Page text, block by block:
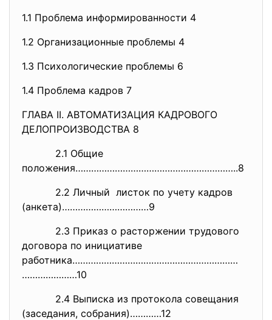
1.1 Проблема информированности 4
1.2 Организационные проблемы 4
1.3 Психологические проблемы 6
1.4 Проблема кадров 7
ГЛАВА II. АВТОМАТИЗАЦИЯ КАДРОВОГО
ДЕЛОПРОИЗВОДСТВА 8
2.1 Общие
положения……………………………………………………..8
2.2 Личный листок по учету кадров
(анкета)……………………………9
2.3 Приказ о расторжении трудового
договора по инициативе
работника………………………………………………………
…………………10
2.4 Выписка из протокола совещания
(заседания, собрания)…………12